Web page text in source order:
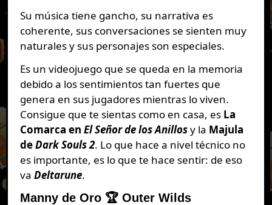
Su música tiene gancho, su narrativa es
coherente, sus conversaciones se sienten muy
naturales y sus personajes son especiales.
Es un videojuego que se queda en la memoria
debido a los sentimientos tan fuertes que
genera en sus jugadores mientras lo viven.
Consigue que te sientas como en casa, es La
Comarca en El Señor de los Anillosy la Majula
deDark Souls 2. Lo que hace a nivel técnico no
es importante, es lo que te hace sentir: de eso
va Deltarune.
Manny de Oro 🏆 Outer Wilds